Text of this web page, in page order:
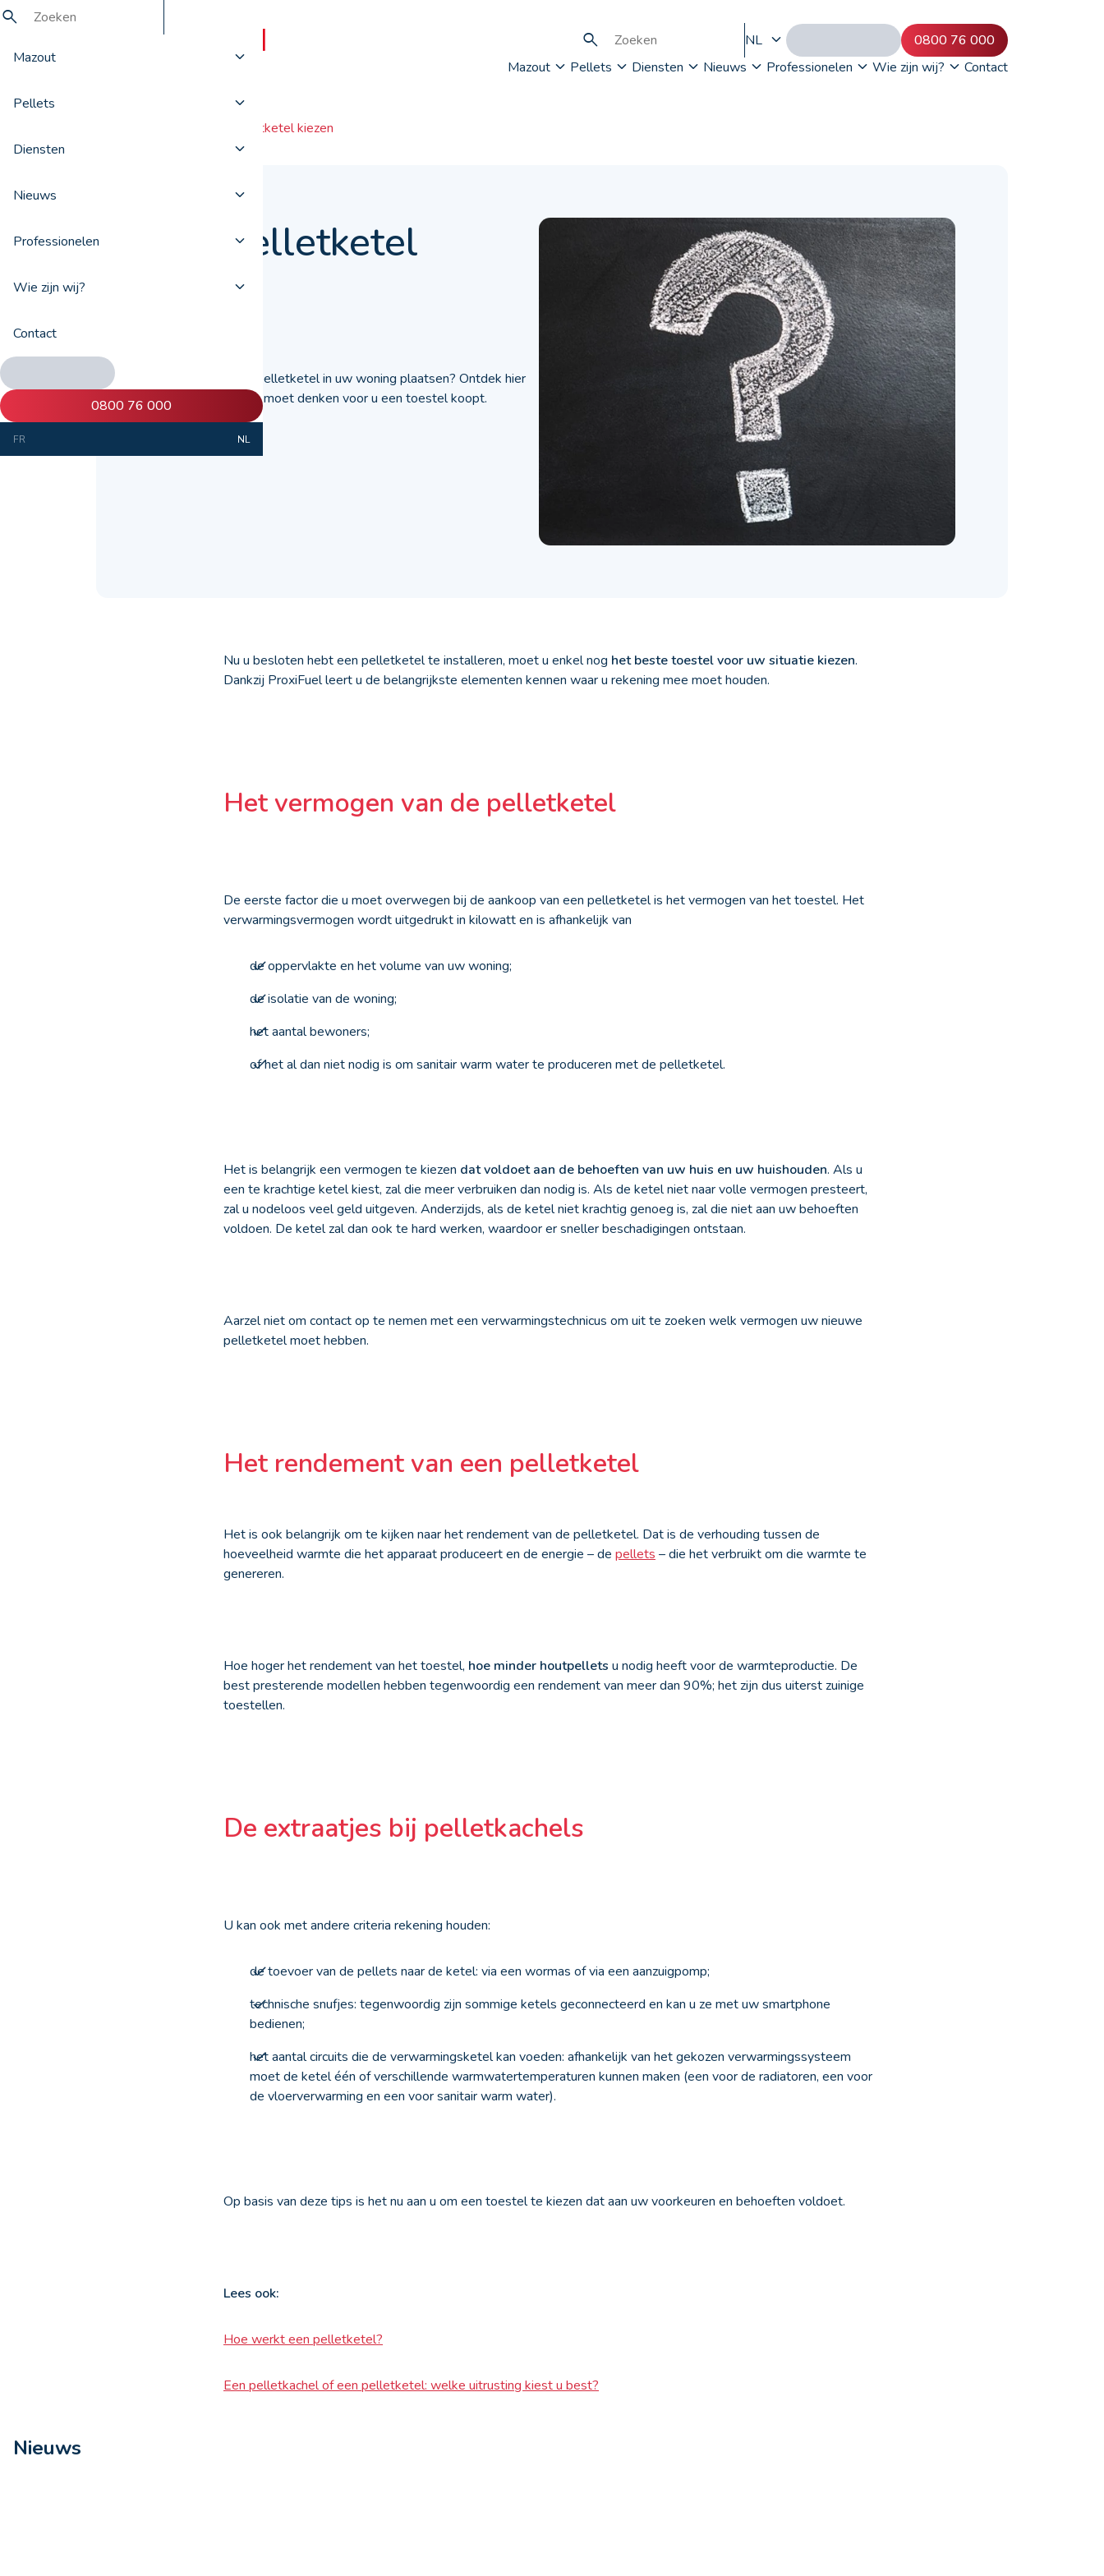
Mazout
Pellets
Diensten
Nieuws
Professionelen
Wie zijn wij?
Contact
0800 76 000
FR NL
NL
0800 76 000
Mazout
Pellets Diensten Nieuws Professionelen Wie zijn wij? Contact
Een pelletketel kiezen
Een pelletketel
kiezen
Wilt u een nieuwe pelletketel in uw woning plaatsen? Ontdek hier
dan alles waaraan u moet denken voor u een toestel koopt.
Nu u besloten hebt een pelletketel te installeren, moet u enkel nog het beste toestel voor uw situatie kiezen.
Dankzij ProxiFuel leert u de belangrijkste elementen kennen waar u rekening mee moet houden.
Het vermogen van de pelletketel
De eerste factor die u moet overwegen bij de aankoop van een pelletketel is het vermogen van het toestel. Het
verwarmingsvermogen wordt uitgedrukt in kilowatt en is afhankelijk van
de oppervlakte en het volume van uw woning;
de isolatie van de woning;
het aantal bewoners;
of het al dan niet nodig is om sanitair warm water te produceren met de pelletketel.
Het is belangrijk een vermogen te kiezen dat voldoet aan de behoeften van uw huis en uw huishouden. Als u
een te krachtige ketel kiest, zal die meer verbruiken dan nodig is. Als de ketel niet naar volle vermogen presteert,
zal u nodeloos veel geld uitgeven. Anderzijds, als de ketel niet krachtig genoeg is, zal die niet aan uw behoeften
voldoen. De ketel zal dan ook te hard werken, waardoor er sneller beschadigingen ontstaan.
Aarzel niet om contact op te nemen met een verwarmingstechnicus om uit te zoeken welk vermogen uw nieuwe
pelletketel moet hebben.
Het rendement van een pelletketel
Het is ook belangrijk om te kijken naar het rendement van de pelletketel. Dat is de verhouding tussen de
hoeveelheid warmte die het apparaat produceert en de energie – de pellets – die het verbruikt om die warmte te
genereren.
Hoe hoger het rendement van het toestel, hoe minder houtpellets u nodig heeft voor de warmteproductie. De
best presterende modellen hebben tegenwoordig een rendement van meer dan 90%; het zijn dus uiterst zuinige
toestellen.
De extraatjes bij pelletkachels
U kan ook met andere criteria rekening houden:
de toevoer van de pellets naar de ketel: via een wormas of via een aanzuigpomp;
technische snufjes: tegenwoordig zijn sommige ketels geconnecteerd en kan u ze met uw smartphone
bedienen;
het aantal circuits die de verwarmingsketel kan voeden: afhankelijk van het gekozen verwarmingssysteem
moet de ketel één of verschillende warmwatertemperaturen kunnen maken (een voor de radiatoren, een voor
de vloerverwarming en een voor sanitair warm water).
Op basis van deze tips is het nu aan u om een toestel te kiezen dat aan uw voorkeuren en behoeften voldoet.
Lees ook:
Hoe werkt een pelletketel?
Een pelletkachel of een pelletketel: welke uitrusting kiest u best?
Nieuws